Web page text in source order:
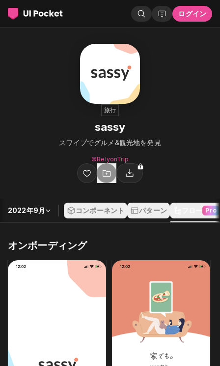
ログイン
旅行
sassy
スワイプでグルメ&観光地を発見
©︎RelyonTrip
2022年9月 コンポーネント パターン フロー Pro
オンボーディング